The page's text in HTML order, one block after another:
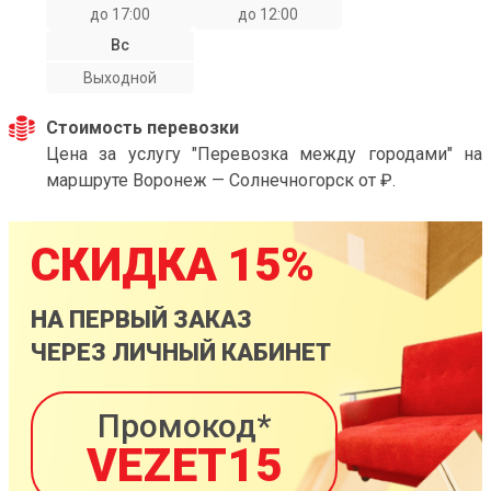
до 17:00
до 12:00
Вс
Выходной
Стоимость перевозки
Цена за услугу "Перевозка между городами" на
маршруте Воронеж — Солнечногорск от ₽.
СКИДКА 15%
НА ПЕРВЫЙ ЗАКАЗ
ЧЕРЕЗ ЛИЧНЫЙ КАБИНЕТ
Промокод*
VEZET15